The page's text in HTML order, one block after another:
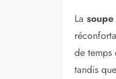
La
de temps
tandis